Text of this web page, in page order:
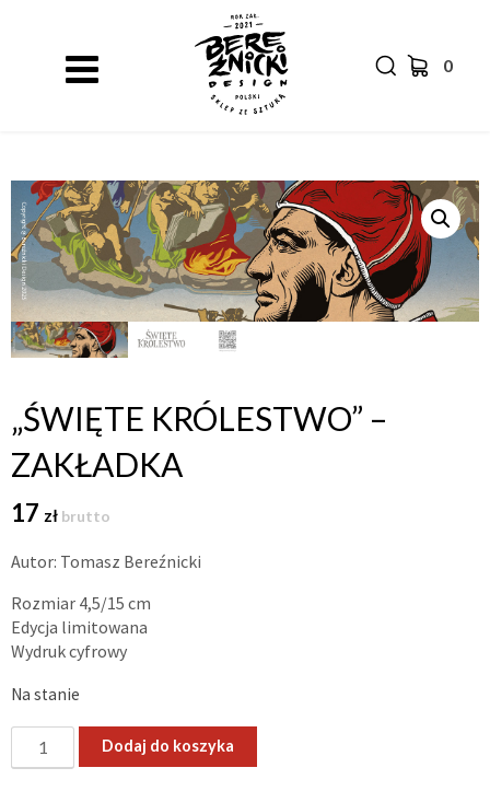
0
„ŚWIĘTE KRÓLESTWO” –
ZAKŁADKA
17 zł brutto
Autor: Tomasz Bereźnicki
Rozmiar 4,5/15 cm
Edycja limitowana
Wydruk cyfrowy
Na stanie
„Święte
Dodaj do koszyka